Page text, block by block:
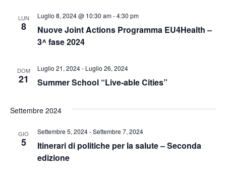
LUN
8
Nuove Joint Actions Programma EU4Health –
3^ fase 2024
Luglio 8, 2024 @ 10:30 am-4:30 pm
DOM
21 Summer School “Live-able Cities”
Luglio 21, 2024- Luglio 26, 2024
Settembre 2024
GIO
5
Itinerari di politiche per la salute – Seconda
edizione
Settembre 5, 2024-Settembre 7, 2024